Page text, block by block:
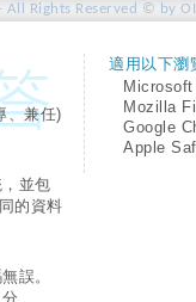
Rights Reserved © by
、兼任)
並包
的資料
誤。
適用以下瀏
Mozilla
Google
Apple